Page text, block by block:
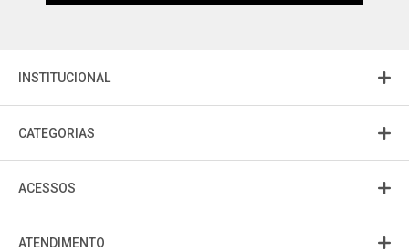
INSTITUCIONAL
CATEGORIAS
ACESSOS
ATENDIMENTO